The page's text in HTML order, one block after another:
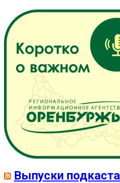
Выпуски подкаста